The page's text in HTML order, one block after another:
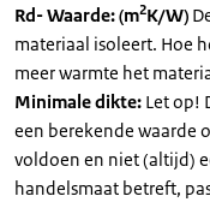
Rd- Waarde: (m2K/W)
materiaal isoleert. Hoe
meer warmte het
Minimale dikte: Let op!
een berekende waarde
voldoen en niet (altijd)
handelsmaat betreft,